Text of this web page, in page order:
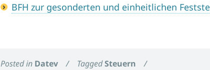
BFH zur gesonderten und einheitlichen
Posted in Datev / TaggedSteuern /